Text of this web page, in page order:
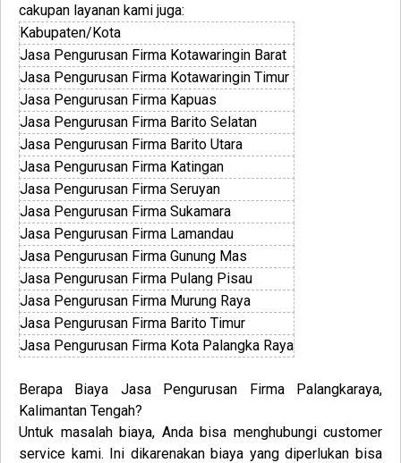
cakupan layanan kami juga:
Kabupaten/Kota
Jasa Pengurusan Firma Kotawaringin Barat
Jasa Pengurusan Firma Kotawaringin Timur
Jasa Pengurusan Firma Kapuas
Jasa Pengurusan Firma Barito Selatan
Jasa Pengurusan Firma Barito Utara
Jasa Pengurusan Firma Katingan
Jasa Pengurusan Firma Seruyan
Jasa Pengurusan Firma Sukamara
Jasa Pengurusan Firma Lamandau
Jasa Pengurusan Firma Gunung Mas
Jasa Pengurusan Firma Pulang Pisau
Jasa Pengurusan Firma Murung Raya
Jasa Pengurusan Firma Barito Timur
Jasa Pengurusan Firma Kota Palangka Raya
Berapa Biaya Jasa Pengurusan Firma
Palangkaraya,
Kalimantan Tengah?
Untuk masalah biaya, Anda bisa menghubungi customer
service kami. Ini dikarenakan biaya yang diperlukan bisa